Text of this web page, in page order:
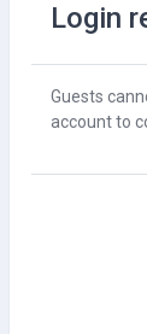
Login
Guests
account to